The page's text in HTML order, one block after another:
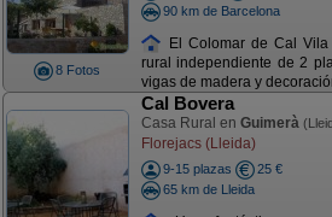
8 Fotos
90 km de Barcelona
El Colomar de Cal
rural independiente de 2
vigas de madera y
Cal Bovera
Casa Rural en Guimerà
Florejacs (Lleida)
9-15 plazas
25 €
65 km de Lleida